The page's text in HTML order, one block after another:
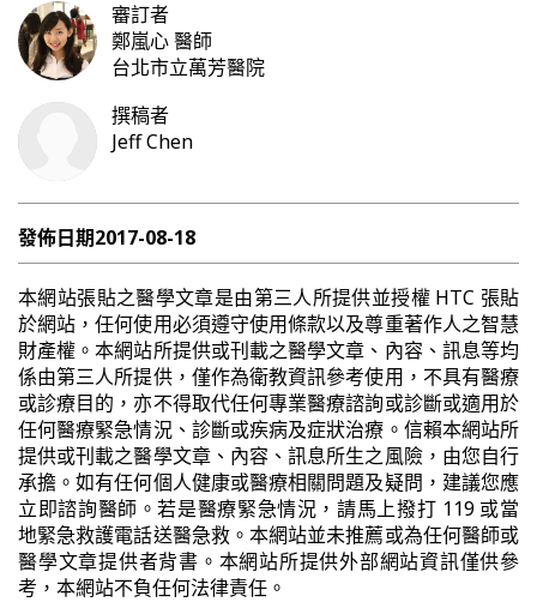
審訂者
鄭嵐心醫師
台北市立萬芳醫院
撰稿者
Jeff Chen
發佈日期2017-08-18
本網站張貼之醫學文章是由第三人所提供並授權 HTC 張貼
於網站，任何使用必須遵守使用條款以及尊重著作人之智慧
財產權。本網站所提供或刊載之醫學文章、內容、訊息等均
係由第三人所提供，僅作為衛教資訊參考使用，不具有醫療
或診療目的，亦不得取代任何專業醫療諮詢或診斷或適用於
任何醫療緊急情況、診斷或疾病及症狀治療。信賴本網站所
提供或刊載之醫學文章、內容、訊息所生之風險，由您自行
承擔。如有任何個人健康或醫療相關問題及疑問，建議您應
立即諮詢醫師。若是醫療緊急情況，請馬上撥打 119 或當
地緊急救護電話送醫急救。本網站並未推薦或為任何醫師或
醫學文章提供者背書。本網站所提供外部網站資訊僅供參
考，本網站不負任何法律責任。